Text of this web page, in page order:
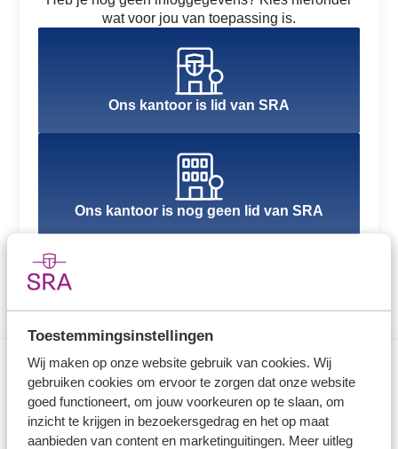
Toestemmingsinstellingen
Wij maken op onze website gebruik van cookies. Wij
gebruiken cookies om ervoor te zorgen dat onze website
goed functioneert, om jouw voorkeuren op te slaan, om
inzicht te krijgen in bezoekersgedrag en het op maat
aanbieden van content en marketinguitingen. Meer uitleg
wat voor jou van toepassing is.
Ons kantoor is lid van SRA
Ons kantoor is nog geen lid van SRA
Direct naar
Stel je vaktechnische vraag